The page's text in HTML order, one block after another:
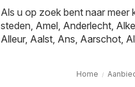
Als u op zoek bent naar meer
steden, Amel, Anderlecht,
Alleur, Aalst, Ans, Aarschot,
Home